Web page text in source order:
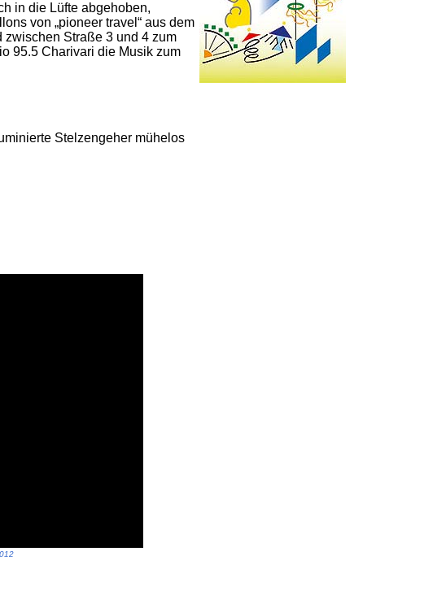
in die Lüfte abgehoben,
von „pioneer travel“ aus dem
Straße 3 und 4 zum
95.5 Charivari die Musik zum
Stelzengeher mühelos